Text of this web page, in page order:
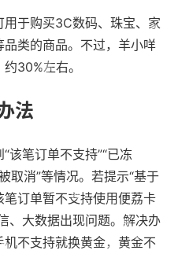
于购买3C数码、珠宝、家
类的商品。不过，羊小咩
30%左右。
法
该笔订单不支持”“已冻
取消”等情况。若提示“基于
订单暂不支持使用便荔卡
、大数据出现问题。解决办
不支持就换黄金，黄金不